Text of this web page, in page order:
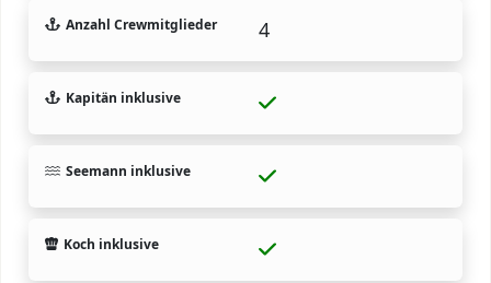
Anzahl Crewmitglieder 4
Kapitän inklusive
Seemann inklusive
Koch inklusive